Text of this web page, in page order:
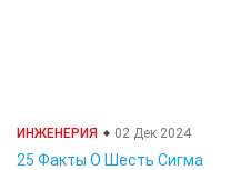
ИНЖЕНЕРИЯ 02 Дек 2024
25 Факты О Шесть Сигма